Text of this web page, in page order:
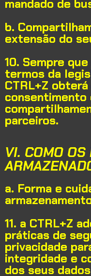
mandado de
b.
extensão do
10. Sempre
termos da
CTRL+Z
consentimento
parceiros.
VI. COMO
a. Forma e
11. a CTRL+Z
práticas de
privacidade
integridade e
dos seus